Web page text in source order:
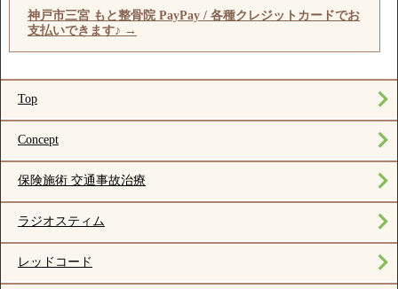
神戸市三宮 もと整骨院 PayPay / 各種クレジットカードでお
支払いできます♪ →
Top
Concept
保険施術 交通事故治療
ラジオスティム
レッドコード